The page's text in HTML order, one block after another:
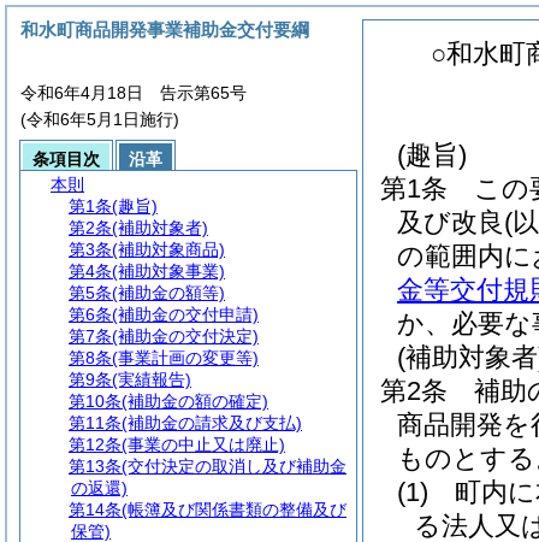
○和水町
(趣旨)
第1条
この
及び改良(
の範囲内
金等交付規
か、必要
(補助対象
第2条
補助
商品開発
ものとす
(1)
町内
る法人又
和水町商品開発事業補助金交付要綱
令和6年4月18日 告示第65号
(令和6年5月1日施行)
条項目次
沿革
本則
第1条(趣旨)
第2条(補助対象者)
第3条(補助対象商品)
第4条(補助対象事業)
第5条(補助金の額等)
第6条(補助金の交付申請)
第7条(補助金の交付決定)
第8条(事業計画の変更等)
第9条(実績報告)
第10条(補助金の額の確定)
第11条(補助金の請求及び支払)
第12条(事業の中止又は廃止)
第13条(交付決定の取消し及び補助金
の返還)
第14条(帳簿及び関係書類の整備及び
保管)